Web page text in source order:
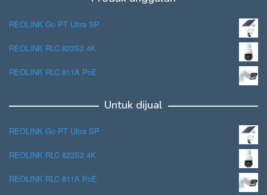
REOLINK Go PT Ultra SP
REOLINK RLC 823S2 4K
REOLINK RLC 811A PoE
Untuk dijual
REOLINK Go PT Ultra SP
REOLINK RLC 823S2 4K
REOLINK RLC 811A PoE